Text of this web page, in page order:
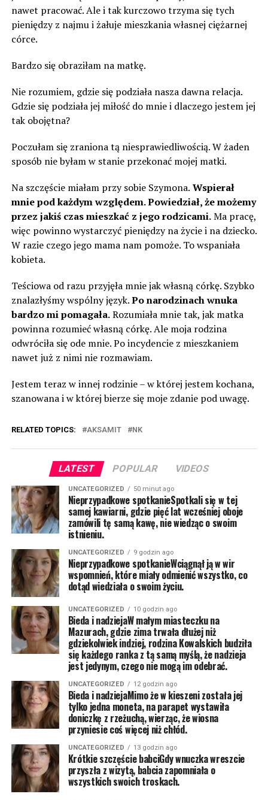
nawet pracować. Ale i tak kurczowo trzyma się tych
pieniędzy z najmu i żałuje mieszkania własnej ciężarnej
córce.
Bardzo się obraziłam na matkę.
Nie rozumiem, gdzie się podziała nasza dawna relacja.
Gdzie się podziała jej miłość do mnie i dlaczego jestem jej
tak obojętna?
Poczułam się zraniona tą niesprawiedliwością. W żaden
sposób nie byłam w stanie przekonać mojej matki.
Na szczęście miałam przy sobie Szymona. Wspierał
mnie pod każdym względem. Powiedział, że możemy
przez jakiś czas mieszkać z jego rodzicami.Ma pracę,
więc powinno wystarczyć pieniędzy na życie i na dziecko.
W razie czego jego mama nam pomoże. To wspaniała
kobieta.
Teściowa od razu przyjęła mnie jak własną córkę. Szybko
znalazłyśmy wspólny język.Po narodzinach wnuka
bardzo mi pomagała.Rozumiała mnie tak, jak matka
powinna rozumieć własną córkę. Ale moja rodzina
odwróciła się ode mnie. Po incydencie z mieszkaniem
nawet już z nimi nie rozmawiam.
Jestem teraz w innej rodzinie – w której jestem kochana,
szanowana i w której bierze się moje zdanie pod uwagę.
RELATED TOPICS: AKSAMIT NK
LATEST POPULAR VIDEOS
UNCATEGORIZED 50 minut ago
Nieprzypadkowe spotkanieSpotkali się w tej
samej kawiarni, gdzie pięć lat wcześniej oboje
zamówili tę samą kawę, nie wiedząc o swoim
istnieniu.
UNCATEGORIZED 9 godzin ago
Nieprzypadkowe spotkanieWciągnął ją w wir
wspomnień, które miały odmienić wszystko, co
dotąd wiedziała o swoim życiu.
UNCATEGORIZED 10 godzin ago
Bieda i nadziejaW małym miasteczku na
Mazurach, gdzie zima trwała dłużej niż
gdziekolwiek indziej, rodzina Kowalskich budziła
się każdego ranka z tą samą myślą, że nadzieja
jest jedynym, czego nie mogą im odebrać.
UNCATEGORIZED 12 godzin ago
Bieda i nadziejaMimo że w kieszeni została jej
tylko jedna moneta, na parapet wystawiła
doniczkę z rzeżuchą, wierząc, że wiosna
przyniesie coś więcej niż chłód.
UNCATEGORIZED 13 godzin ago
Krótkie szczęście babciGdy wnuczka wreszcie
przyszła z wizytą, babcia zapomniała o
wszystkich swoich troskach.